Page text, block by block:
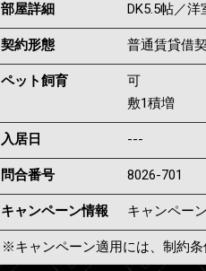
部屋詳細 DK5.5帖／洋
契約形態 普通賃貸借
ペット飼育
可
敷1積増
入居日 ---
問合番号 8026-701
キャンペーン情報 キャンペー
※キャンペーン適用には、制約